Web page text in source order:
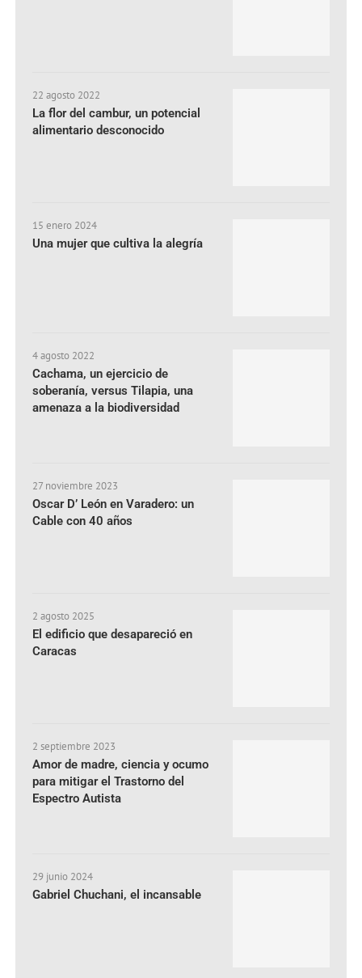
22 agosto 2022
La flor del cambur, un potencial
alimentario desconocido
15 enero 2024
Una mujer que cultiva la alegría
4 agosto 2022
Cachama, un ejercicio de
soberanía, versus Tilapia, una
amenaza a la biodiversidad
27 noviembre 2023
Oscar D’ León en Varadero: un
Cable con 40 años
2 agosto 2025
El edificio que desapareció en
Caracas
2 septiembre 2023
Amor de madre, ciencia y ocumo
para mitigar el Trastorno del
Espectro Autista
29 junio 2024
Gabriel Chuchani, el incansable